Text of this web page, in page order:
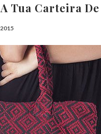
Tua Carteira